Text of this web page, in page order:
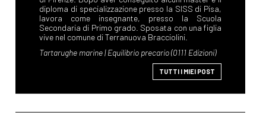
TUTTI I MIEI POST